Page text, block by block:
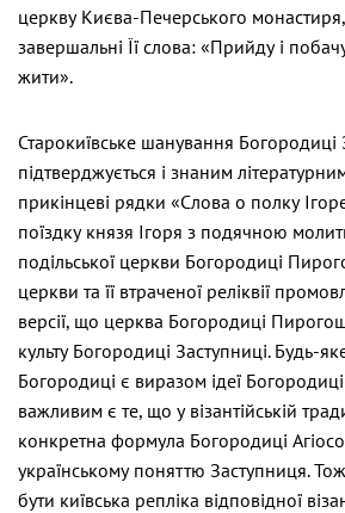
церкву Києва-Печерського
завершальні Її слова: «Прийду і побачу
жити».
Старокиївське шанування Богородиці
підтверджується і знаним
прикінцеві рядки «Слова о полку
поїздку князя Ігоря з подячною
подільської церкви Богородиці
церкви та її втраченої реліквії
версії, що церква Богородиці
культу Богородиці Заступниці. Будь-
Богородиці є виразом ідеї
важливим є те, що у візантійській
конкретна формула Богородиці
українському поняттю Заступниця.
бути київська репліка відповідної